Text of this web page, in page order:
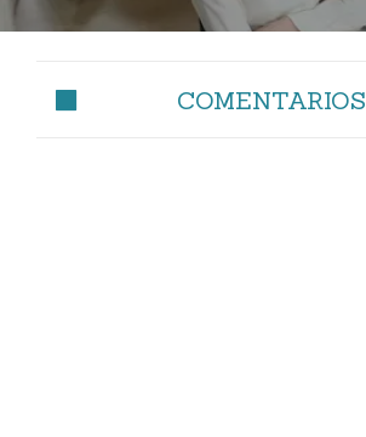
COMENTARIOS